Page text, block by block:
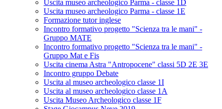
Uscita museo archeologico Parma - classe 1D
Uscita museo archeologico Parma - classe 1E
Formazione tutor inglese
Incontro formativo progetto "Scienza tra le mani" -
Gruppo MATE
Incontro formativo progetto "Scienza tra le mani" -
Gruppo Mat e Fis
Uscita cinema Astra "Antropocene" classi 5D 2E 3E
Incontro gruppo Debate
Uscita al museo archeologico classe 1I
Uscita al museo archeologico classe 1A
Uscita Museo Archeologico classe 1F